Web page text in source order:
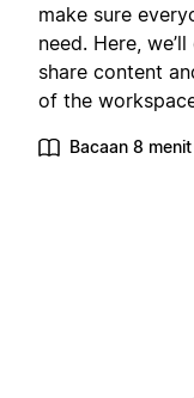
make sure
need. Here,
share content
of the
Bacaan 8 menit